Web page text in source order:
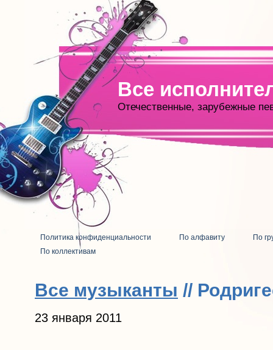
Все
Отечественные, зарубежные
Политика конфиденциальности По алфавиту
По
По коллективам
Все музыканты //
23 января 2011